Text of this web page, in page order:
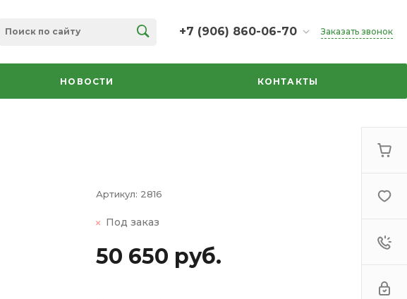
+7 (906) 860-06-70
+7 (906) 860-06-70
г. Челябинск, ТК Кольцо,
секция 35
Заказать звонок
НОВОСТИ КОНТАКТЫ
Артикул: 2816
Под заказ
50 650 руб.